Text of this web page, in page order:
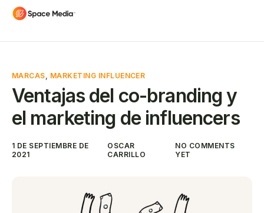
MARCAS, MARKETING INFLUENCER
Ventajas del co-branding y
el marketing de influencers
1 DE SEPTIEMBRE DE
2021
OSCAR
CARRILLO
NO COMMENTS
YET